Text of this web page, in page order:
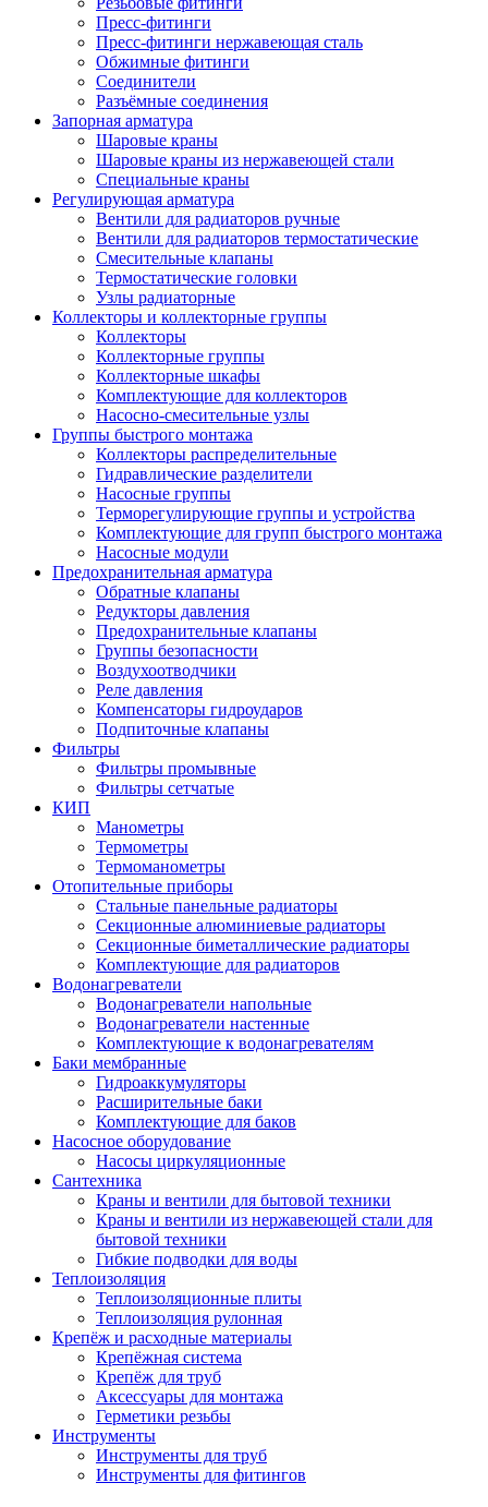
Пресс-фитинги
Пресс-фитинги нержавеющая сталь
Обжимные фитинги
Соединители
Разъёмные соединения
Запорная арматура
Шаровые краны
Шаровые краны из нержавеющей стали
Специальные краны
Регулирующая арматура
Вентили для радиаторов ручные
Вентили для радиаторов термостатические
Смесительные клапаны
Термостатические головки
Узлы радиаторные
Коллекторы и коллекторные группы
Коллекторы
Коллекторные группы
Коллекторные шкафы
Комплектующие для коллекторов
Насосно-смесительные узлы
Группы быстрого монтажа
Коллекторы распределительные
Гидравлические разделители
Насосные группы
Терморегулирующие группы и устройства
Комплектующие для групп быстрого монтажа
Насосные модули
Предохранительная арматура
Обратные клапаны
Редукторы давления
Предохранительные клапаны
Группы безопасности
Воздухоотводчики
Реле давления
Компенсаторы гидроударов
Подпиточные клапаны
Фильтры
Фильтры промывные
Фильтры сетчатые
КИП
Манометры
Термометры
Термоманометры
Отопительные приборы
Стальные панельные радиаторы
Секционные алюминиевые радиаторы
Секционные биметаллические радиаторы
Комплектующие для радиаторов
Водонагреватели
Водонагреватели напольные
Водонагреватели настенные
Комплектующие к водонагревателям
Баки мембранные
Гидроаккумуляторы
Расширительные баки
Комплектующие для баков
Насосное оборудование
Насосы циркуляционные
Сантехника
Краны и вентили для бытовой техники
Краны и вентили из нержавеющей стали для
бытовой техники
Гибкие подводки для воды
Теплоизоляция
Теплоизоляционные плиты
Теплоизоляция рулонная
Крепёж и расходные материалы
Крепёжная система
Крепёж для труб
Аксессуары для монтажа
Герметики резьбы
Инструменты
Инструменты для труб
Инструменты для фитингов